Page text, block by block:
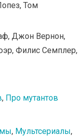
Том
Джон Вернон,
Филис Семплер,
, Про мутантов
, Мультсериалы,